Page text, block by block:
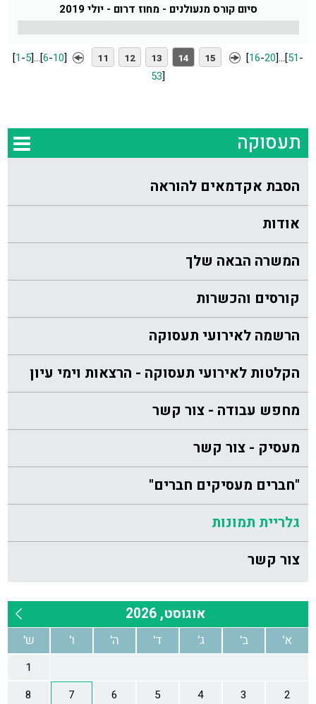
סיום קורס מנעולנים - מחוז דרום - יולי 2019
[1-5]...[6-10] 11 12 13 14 15 [16-20]...[51-
53]
תעסוקה
הסבת אקדמאים להוראה
אודות
המשרה הבאה שלך
קורסים והכשרות
הרשמה לאירועי תעסוקה
הקלטות לאירועי תעסוקה - הרצאות וימי עיון
מחפש עבודה - צור קשר
מעסיק - צור קשר
"חברים מעסיקים חברים"
גלריית תמונות
צור קשר